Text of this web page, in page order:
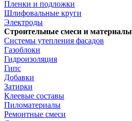
Пленки и подложки
Шлифовальные круги
Электроды
Строительные смеси и материалы
Системы утепления фасадов
Газоблоки
Гидроизоляция
Гипс
Добавки
Затирки
Клеевые составы
Пиломатериалы
Ремонтные смеси